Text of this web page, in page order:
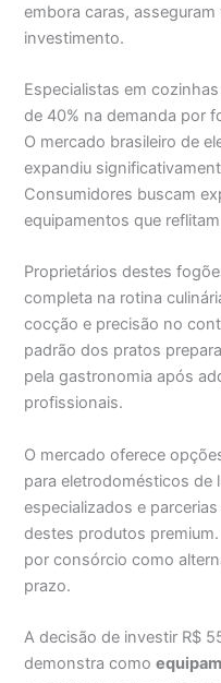
embora caras,
investimento.
Especialistas em
de 40% na demanda por
O mercado brasileiro de
expandiu
Consumidores buscam
equipamentos que
Proprietários destes
completa na rotina
cocção e precisão no
padrão dos pratos
pela gastronomia após
profissionais.
O mercado oferece
para eletrodomésticos de
especializados e
destes produtos
por consórcio como
prazo.
A decisão de investir R$
demonstra como